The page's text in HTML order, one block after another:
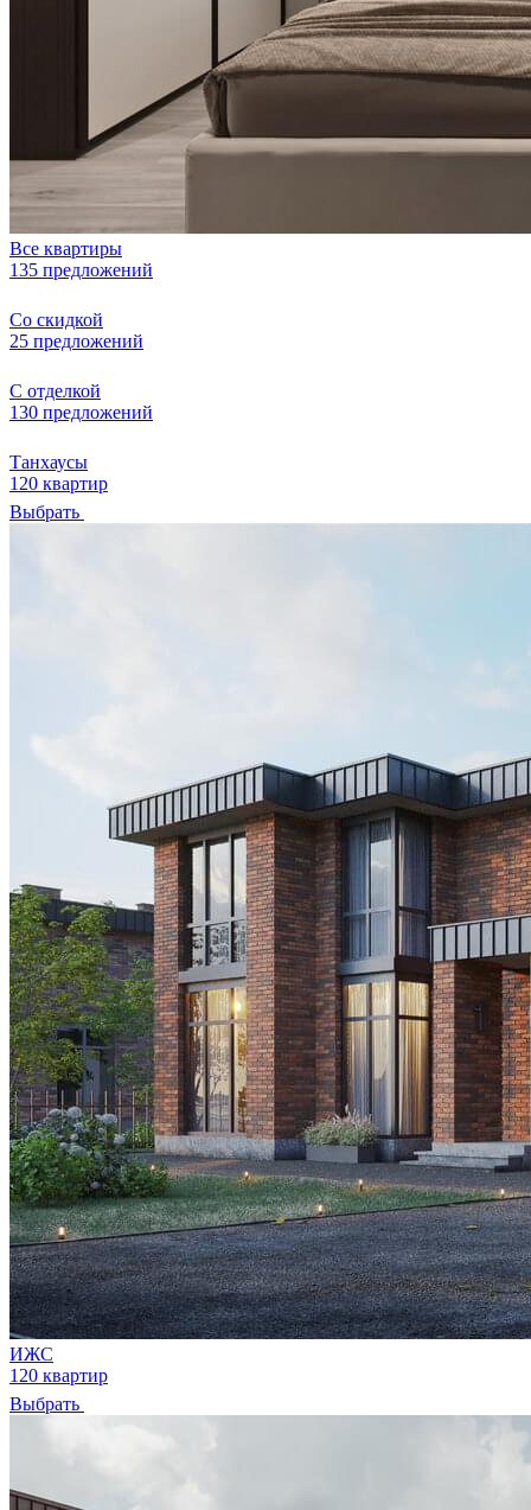
Все квартиры
135 предложений
Со скидкой
25 предложений
С отделкой
130 предложений
Танхаусы
120 квартир
Выбрать
ИЖС
120 квартир
Выбрать